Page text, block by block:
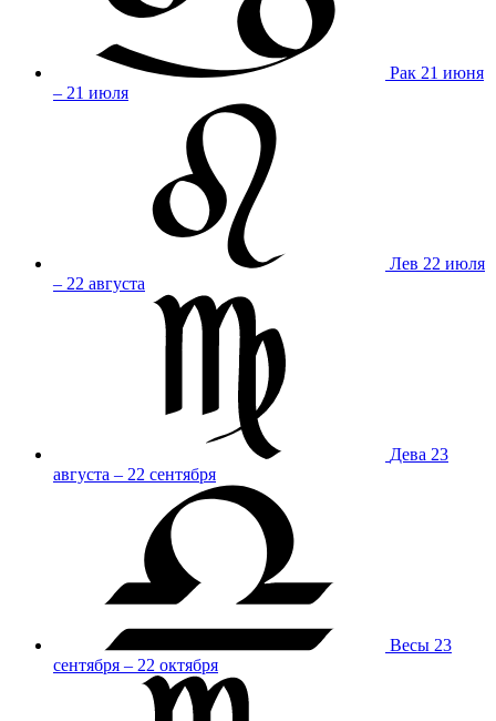
Рак 21 июня
– 21 июля
Лев 22 июля
– 22 августа
Дева 23
августа – 22 сентября
Весы 23
сентября – 22 октября